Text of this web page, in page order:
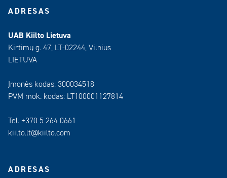
ADRESAS
UAB Kiilto Lietuva
Kirtimų g. 47, LT-02244, Vilnius
LIETUVA
Įmonės kodas: 300034518
PVM mok. kodas: LT100001127814
Tel. +370 5 264 0661
kiilto.lt@kiilto.com
ADRESAS